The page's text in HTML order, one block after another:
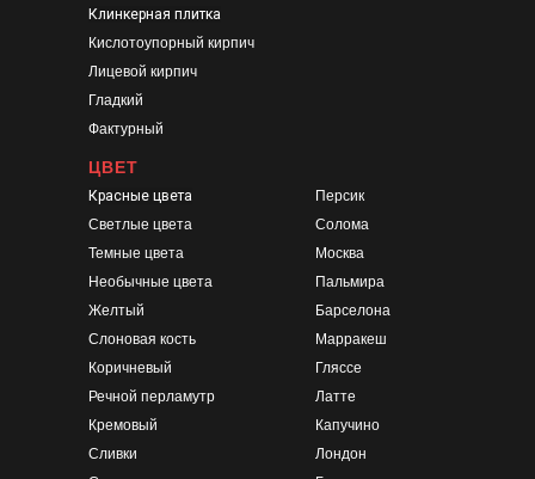
ЦВЕТ
Красные цвета
Светлые цвета
Темные цвета
Необычные цвета
Желтый
Слоновая кость
Коричневый
Речной перламутр
Кремовый
Сливки
Клинкерная плитка
Кислотоупорный кирпич
Лицевой кирпич
Гладкий
Фактурный
Персик
Солома
Москва
Пальмира
Барселона
Марракеш
Гляссе
Латте
Капучино
Лондон